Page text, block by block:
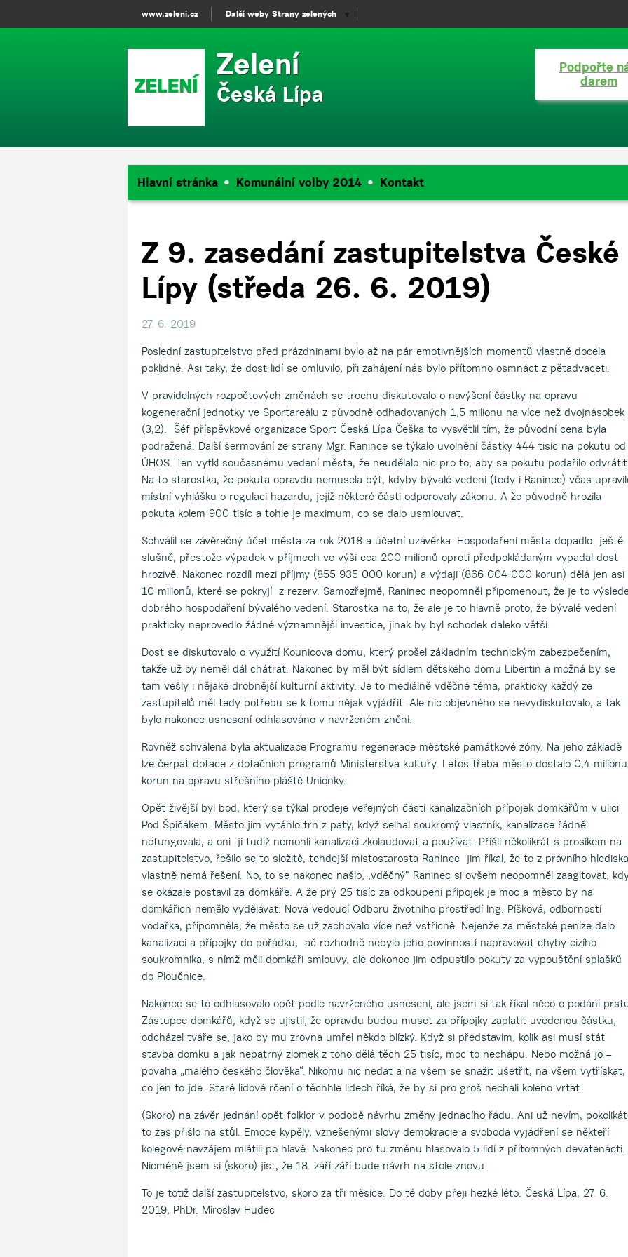
Zelení
Česká Lípa
Podpořte
darem
Hlavní stránka Komunální volby 2014 Kontakt
Z 9. zasedání zastupitelstva České
Lípy (středa 26. 6. 2019)
27. 6. 2019
Poslední zastupitelstvo před prázdninami bylo až na pár emotivnějších momentů vlastně docela
poklidné. Asi taky, že dost lidí se omluvilo, při zahájení nás bylo přítomno osmnáct z pětadvaceti.
V pravidelných rozpočtových změnách se trochu diskutovalo o navýšení částky na opravu
kogenerační jednotky ve Sportareálu z původně odhadovaných 1,5 milionu na více než dvojnásobek
(3,2). Šéf příspěvkové organizace Sport Česká Lípa Češka to vysvětlil tím, že původní cena byla
podražená. Další šermování ze strany Mgr. Ranince se týkalo uvolnění částky 444 tisíc na pokutu od
ÚHOS. Ten vytkl současnému vedení města, že neudělalo nic pro to, aby se pokutu podařilo
Na to starostka, že pokuta opravdu nemusela být, kdyby bývalé vedení (tedy i Raninec) včas
místní vyhlášku o regulaci hazardu, jejíž některé části odporovaly zákonu. A že původně hrozila
pokuta kolem 900 tisíc a tohle je maximum, co se dalo usmlouvat.
Schválil se závěrečný účet města za rok 2018 a účetní uzávěrka. Hospodaření města dopadlo ještě
slušně, přestože výpadek v příjmech ve výši cca 200 milionů oproti předpokládaným vypadal dost
hrozivě. Nakonec rozdíl mezi příjmy (855 935 000 korun) a výdaji (866 004 000 korun) dělá jen asi
10 milionů, které se pokryjí z rezerv. Samozřejmě, Raninec neopomněl připomenout, že je to
dobrého hospodaření bývalého vedení. Starostka na to, že ale je to hlavně proto, že bývalé vedení
prakticky neprovedlo žádné významnější investice, jinak by byl schodek daleko větší.
Dost se diskutovalo o využití Kounicova domu, který prošel základním technickým zabezpečením,
takže už by neměl dál chátrat. Nakonec by měl být sídlem dětského domu Libertin a možná by se
tam vešly i nějaké drobnější kulturní aktivity. Je to mediálně vděčné téma, prakticky každý ze
zastupitelů měl tedy potřebu se k tomu nějak vyjádřit. Ale nic objevného se nevydiskutovalo, a tak
bylo nakonec usnesení odhlasováno v navrženém znění.
Rovněž schválena byla aktualizace Programu regenerace městské památkové zóny. Na jeho základě
lze čerpat dotace z dotačních programů Ministerstva kultury. Letos třeba město dostalo 0,4 milionu
korun na opravu střešního pláště Unionky.
Opět živější byl bod, který se týkal prodeje veřejných částí kanalizačních přípojek domkářům v ulici
Pod Špičákem. Město jim vytáhlo trn z paty, když selhal soukromý vlastník, kanalizace řádně
nefungovala, a oni ji tudíž nemohli kanalizaci zkolaudovat a používat. Přišli několikrát s prosíkem na
zastupitelstvo, řešilo se to složitě, tehdejší místostarosta Raninec jim říkal, že to z právního hlediska
vlastně nemá řešení. No, to se nakonec našlo, „vděčný“ Raninec si ovšem neopomněl zaagitovat,
se okázale postavil za domkáře. A že prý 25 tisíc za odkoupení přípojek je moc a město by na
domkářích nemělo vydělávat. Nová vedoucí Odboru životního prostředí Ing. Píšková, odborností
vodařka, připomněla, že město se už zachovalo více než vstřícně. Nejenže za městské peníze dalo
kanalizaci a přípojky do pořádku, ač rozhodně nebylo jeho povinností napravovat chyby cizího
soukromníka, s nímž měli domkáři smlouvy, ale dokonce jim odpustilo pokuty za vypouštění splašků
do Ploučnice.
Nakonec se to odhlasovalo opět podle navrženého usnesení, ale jsem si tak říkal něco o podání
Zástupce domkářů, když se ujistil, že opravdu budou muset za přípojky zaplatit uvedenou částku,
odcházel tváře se, jako by mu zrovna umřel někdo blízký. Když si představím, kolik asi musí stát
stavba domku a jak nepatrný zlomek z toho dělá těch 25 tisíc, moc to nechápu. Nebo možná jo –
povaha „malého českého člověka“. Nikomu nic nedat a na všem se snažit ušetřit, na všem vytřískat,
co jen to jde. Staré lidové rčení o těchhle lidech říká, že by si pro groš nechali koleno vrtat.
(Skoro) na závěr jednání opět folklor v podobě návrhu změny jednacího řádu. Ani už nevím,
to zas přišlo na stůl. Emoce kypěly, vznešenými slovy demokracie a svoboda vyjádření se někteří
kolegové navzájem mlátili po hlavě. Nakonec pro tu změnu hlasovalo 5 lidí z přítomných devatenácti.
Nicméně jsem si (skoro) jist, že 18. září září bude návrh na stole znovu.
To je totiž další zastupitelstvo, skoro za tři měsíce. Do té doby přeji hezké léto. Česká Lípa, 27. 6.
2019, PhDr. Miroslav Hudec
www.zeleni.cz Další weby Strany zelených ▼